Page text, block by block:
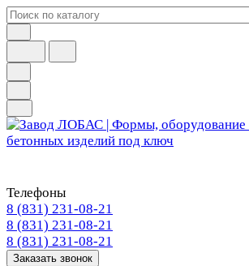
Телефоны
8 (831) 231-08-21
8 (831) 231-08-21
8 (831) 231-08-21
Заказать звонок